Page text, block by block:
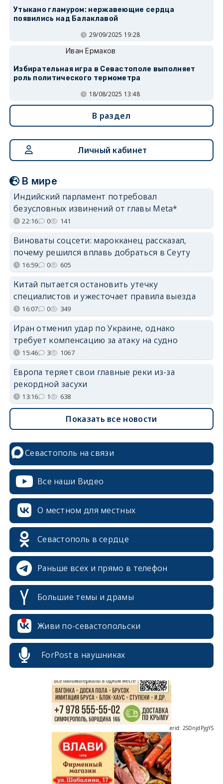
Утыкано гламуром: нержавеющие сердца
появились над Балаклавой
29/09/2025 19:28
Иван Ермаков
Избирательная игра в Севастополе выполняет
роль политического термометра
18/08/2025 13:48
В раздел
Личный кабинет
В мире
Индийский парламент потребовал
безусловных извинений от главы Meta*
22:16 0 141
Виноваты соцсети: марокканец рассказал,
почему решился вплавь добраться в Сеуту
16:59 0 605
Китай пытается остановить утечку
специалистов и ужесточает правила выезда
16:07 0 349
Иран отменил удар по Украине, однако
требует компенсацию за атаку на судно
15:46 3 1067
Европа теряет свои главные реки из-за
рекордной засухи
13:16 1 638
Показать все новости
Севастополь на связи
Все наши Видео
О местном для местных
Севастополь в сердце
Раньше всех и прямо в телефон
Большие темы и драмы
Живи по-севастопольски
ForPost в наушниках
erid: 2SDnjdvhGXG